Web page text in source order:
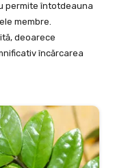
permite întotdeauna
membre.
deoarece
încărcarea